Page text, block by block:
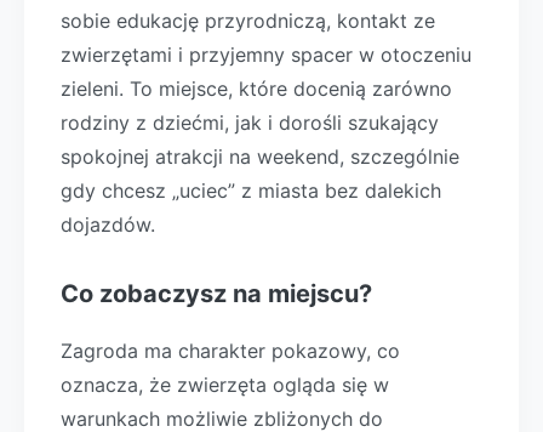
sobie edukację przyrodniczą, kontakt ze
zwierzętami i przyjemny spacer w otoczeniu
zieleni. To miejsce, które docenią zarówno
rodziny z dziećmi, jak i dorośli szukający
spokojnej atrakcji na weekend, szczególnie
gdy chcesz „uciec” z miasta bez dalekich
dojazdów.
Co zobaczysz na miejscu?
Zagroda ma charakter pokazowy, co
oznacza, że zwierzęta ogląda się w
warunkach możliwie zbliżonych do